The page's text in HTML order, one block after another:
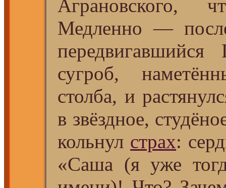
Аграновского,
Медленно ―
сугроб,
столба, и
в звёздное,
кольнул страх:
«Саша (я уже